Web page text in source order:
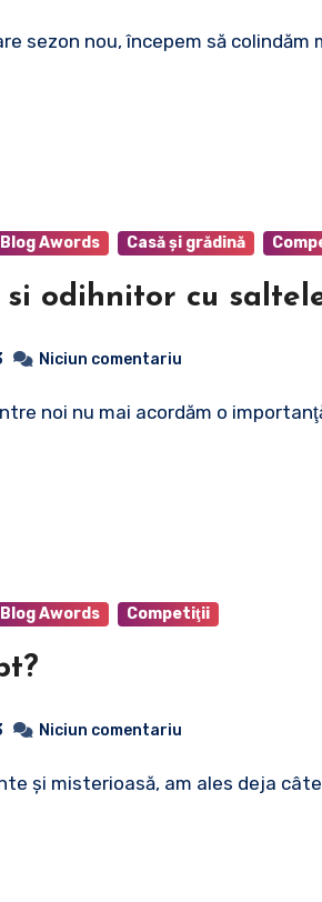
sezon nou, începem să
Blog Awords Casă şi grădină
si odihnitor cu
Niciun comentariu
noi nu mai acordăm o
Blog Awords Competiţii
Niciun comentariu
şi misterioasă, am ales deja